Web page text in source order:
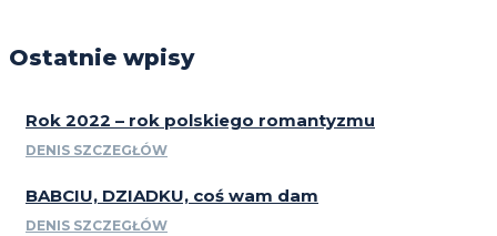
Ostatnie wpisy
Rok 2022 – rok polskiego romantyzmu
DENIS SZCZEGŁÓW
BABCIU, DZIADKU, coś wam dam
DENIS SZCZEGŁÓW